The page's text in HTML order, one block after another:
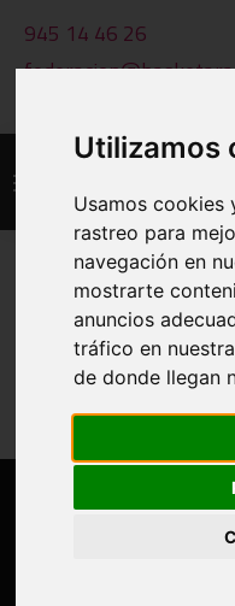
Utilizamos
Usamos cookies
rastreo para
navegación en
mostrarte
anuncios
tráfico en
de donde llegan
945 14 46 26
JUGADORES